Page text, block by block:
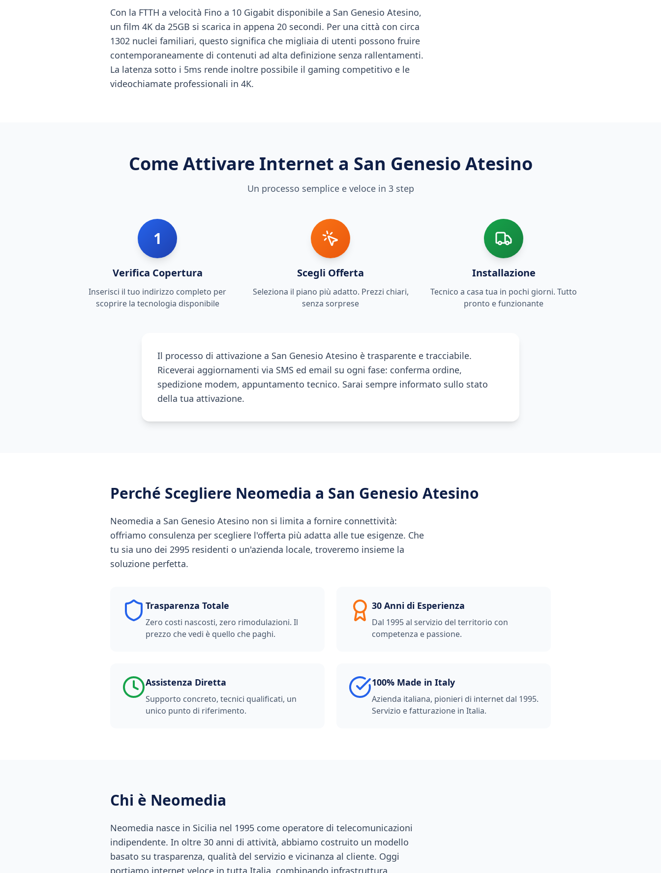
Con la FTTH a velocità Fino a 10 Gigabit disponibile a San Genesio Atesino,
un film 4K da 25GB si scarica in appena 20 secondi. Per una città con circa
1302 nuclei familiari, questo significa che migliaia di utenti possono fruire
contemporaneamente di contenuti ad alta definizione senza rallentamenti.
La latenza sotto i 5ms rende inoltre possibile il gaming competitivo e le
videochiamate professionali in 4K.
Come Attivare Internet a San Genesio Atesino
Un processo semplice e veloce in 3 step
1
Verifica Copertura
Inserisci il tuo indirizzo completo per
scoprire la tecnologia disponibile
Scegli Offerta
Seleziona il piano più adatto. Prezzi chiari,
senza sorprese
Installazione
Tecnico a casa tua in pochi giorni. Tutto
pronto e funzionante
Il processo di attivazione a San Genesio Atesino è trasparente e tracciabile.
Riceverai aggiornamenti via SMS ed email su ogni fase: conferma ordine,
spedizione modem, appuntamento tecnico. Sarai sempre informato sullo stato
della tua attivazione.
Perché Scegliere Neomedia a San Genesio Atesino
Neomedia a San Genesio Atesino non si limita a fornire connettività:
offriamo consulenza per scegliere l'offerta più adatta alle tue esigenze. Che
tu sia uno dei 2995 residenti o un'azienda locale, troveremo insieme la
soluzione perfetta.
Trasparenza Totale
Zero costi nascosti, zero rimodulazioni. Il
prezzo che vedi è quello che paghi.
30 Anni di Esperienza
Dal 1995 al servizio del territorio con
competenza e passione.
Assistenza Diretta
Supporto concreto, tecnici qualificati, un
unico punto di riferimento.
100% Made in Italy
Azienda italiana, pionieri di internet dal 1995.
Servizio e fatturazione in Italia.
Chi è Neomedia
Neomedia nasce in Sicilia nel 1995 come operatore di telecomunicazioni
indipendente. In oltre 30 anni di attività, abbiamo costruito un modello
basato su trasparenza, qualità del servizio e vicinanza al cliente. Oggi
portiamo internet veloce in tutta Italia, combinando infrastruttura